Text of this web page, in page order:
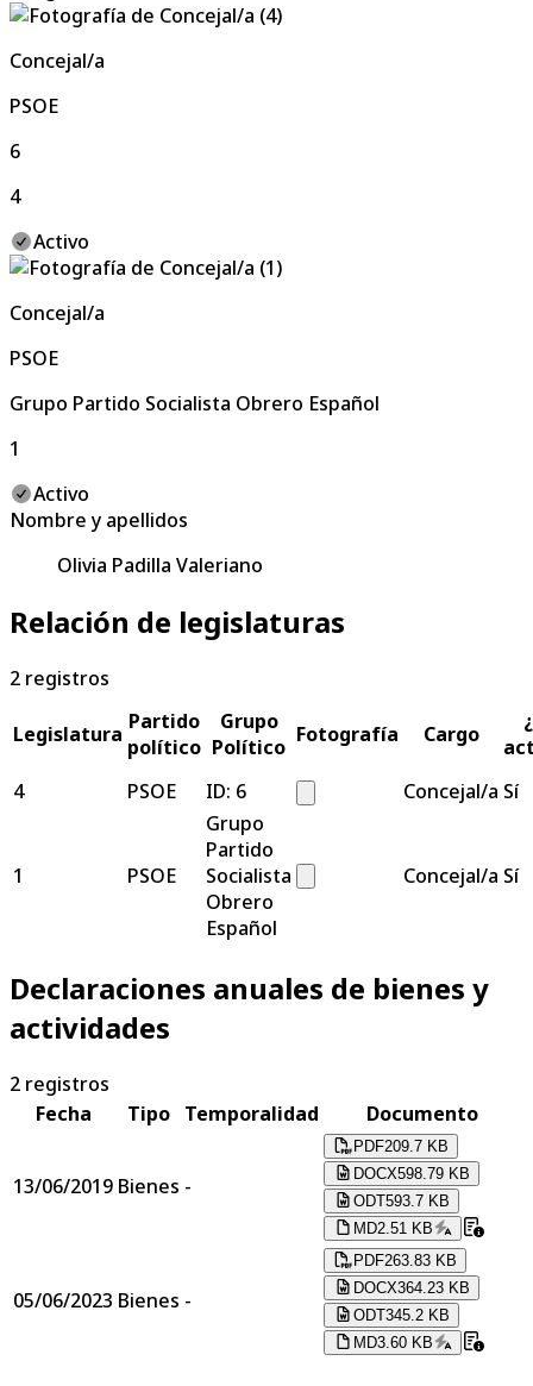
Concejal/a
PSOE
6
4
Activo
Concejal/a
PSOE
Grupo Partido Socialista Obrero Español
1
Activo
Nombre y apellidos
Olivia Padilla Valeriano
Relación de legislaturas
2 registros
Legislatura Partido
político
Grupo
Político Fotografía Cargo
4
PSOE ID: 6 Concejal/a Sí
1 PSOE
Grupo
Partido
Socialista
Obrero
Español
Concejal/a Sí
Declaraciones anuales de bienes y
actividades
2 registros
Fecha
Tipo Temporalidad Documento
13/06/2019 Bienes -
PDF209.7 KB
DOCX598.79 KB
ODT593.7 KB
MD2.51 KB
05/06/2023 Bienes -
PDF263.83 KB
DOCX364.23 KB
ODT345.2 KB
MD3.60 KB